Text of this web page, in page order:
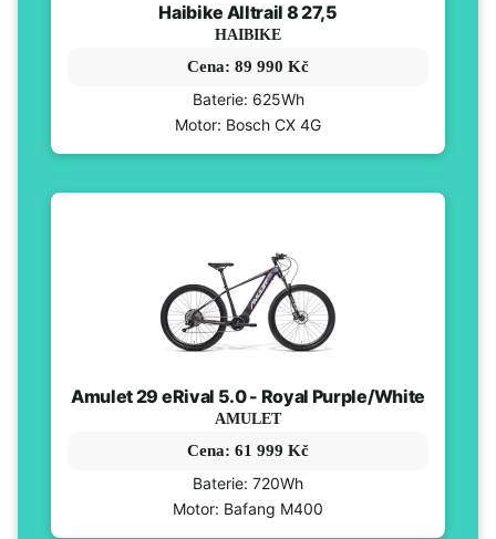
Haibike Alltrail 8 27,5
HAIBIKE
Cena: 89 990 Kč
Baterie: 625Wh
Motor: Bosch CX 4G
Amulet 29 eRival 5.0 - Royal Purple/White
AMULET
Cena: 61 999 Kč
Baterie: 720Wh
Motor: Bafang M400